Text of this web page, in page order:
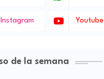
Instagram Youtube
de la semana